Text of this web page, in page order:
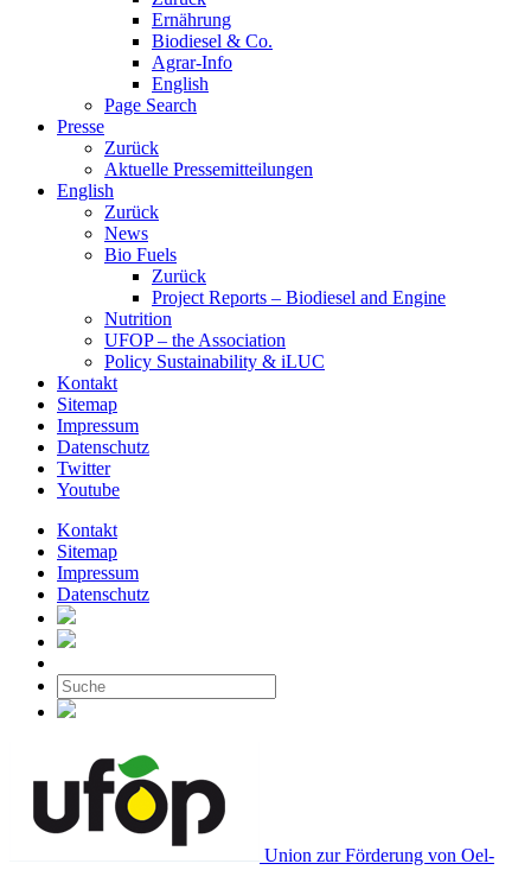
Ernährung
Biodiesel & Co.
Agrar-Info
English
Page Search
Presse
Zurück
Aktuelle Pressemitteilungen
English
Zurück
News
Bio Fuels
Zurück
Project Reports – Biodiesel and Engine
Nutrition
UFOP – the Association
Policy Sustainability & iLUC
Kontakt
Sitemap
Impressum
Datenschutz
Twitter
Youtube
Kontakt
Sitemap
Impressum
Datenschutz
Union zur Förderung von Oel-